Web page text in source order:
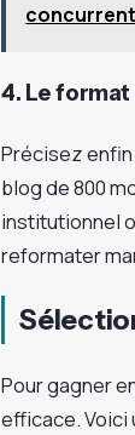
4. Le format
Précisez
blog de 800
institutionnel
reformater
Pour gagner
efficace. Voici